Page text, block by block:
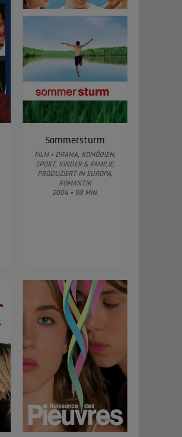
Sommersturm
FILM • DRAMA, KOMÖDIEN,
SPORT, KINDER & FAMILIE,
PRODUZIERT IN EUROPA,
ROMANTIK
2004 • 98 MIN.